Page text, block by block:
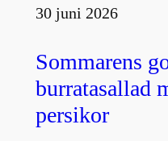
30 juni 2026
Sommarens
burratasallad
persikor